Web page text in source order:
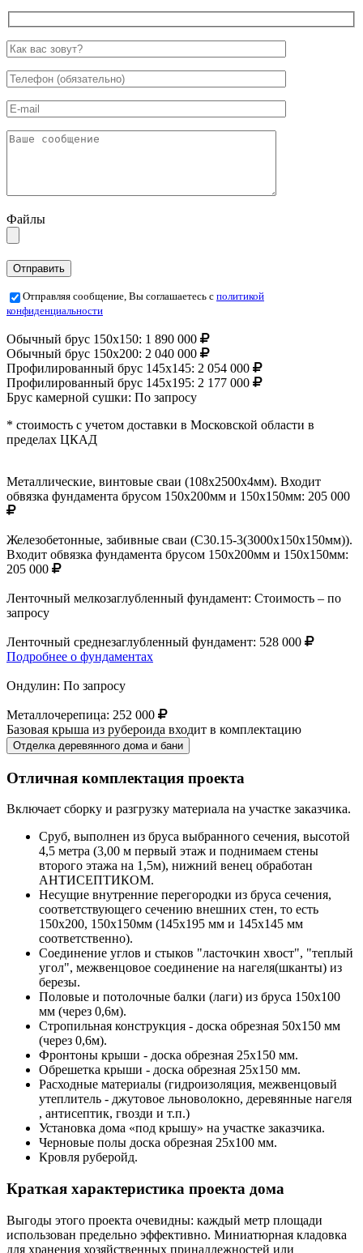
Файлы
Отправляя сообщение, Вы соглашаетесь с политикой
конфиденциальности
Обычный брус 150х150: 1 890 000
Обычный брус 150х200: 2 040 000
Профилированный брус 145х145: 2 054 000
Профилированный брус 145х195: 2 177 000
Брус камерной сушки: По запросу
* стоимость с учетом доставки в Московской области в
пределах ЦКАД
Металлические, винтовые сваи (108х2500х4мм). Входит
обвязка фундамента брусом 150х200мм и 150х150мм: 205 000
Железобетонные, забивные сваи (С30.15-3(3000х150х150мм)).
Входит обвязка фундамента брусом 150х200мм и 150х150мм:
205 000
Ленточный мелкозаглубленный фундамент: Стоимость – по
запросу
Ленточный среднезаглубленный фундамент: 528 000
Подробнее о фундаментах
Ондулин: По запросу
Металлочерепица: 252 000
Базовая крыша из рубероида входит в комплектацию
Отделка деревянного дома и бани
Отличная комплектация проекта
Включает сборку и разгрузку материала на участке заказчика.
Сруб, выполнен из бруса выбранного сечения, высотой
4,5 метра (3,00 м первый этаж и поднимаем стены
второго этажа на 1,5м), нижний венец обработан
АНТИСЕПТИКОМ.
Несущие внутренние перегородки из бруса сечения,
соответствующего сечению внешних стен, то есть
150х200, 150х150мм (145х195 мм и 145х145 мм
соответственно).
Соединение углов и стыков "ласточкин хвост", "теплый
угол", межвенцовое соединение на нагеля(шканты) из
березы.
Половые и потолочные балки (лаги) из бруса 150х100
мм (через 0,6м).
Стропильная конструкция - доска обрезная 50х150 мм
(через 0,6м).
Фронтоны крыши - доска обрезная 25х150 мм.
Обрешетка крыши - доска обрезная 25х150 мм.
Расходные материалы (гидроизоляция, межвенцовый
утеплитель - джутовое льноволокно, деревянные нагеля
, антисептик, гвозди и т.п.)
Установка дома «под крышу» на участке заказчика.
Черновые полы доска обрезная 25х100 мм.
Кровля руберойд.
Краткая характеристика проекта дома
Выгоды этого проекта очевидны: каждый метр площади
использован предельно эффективно. Миниатюрная кладовка
для хранения хозяйственных принадлежностей или